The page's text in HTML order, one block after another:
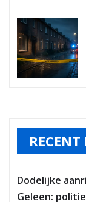
Dodelijke
Geleen: